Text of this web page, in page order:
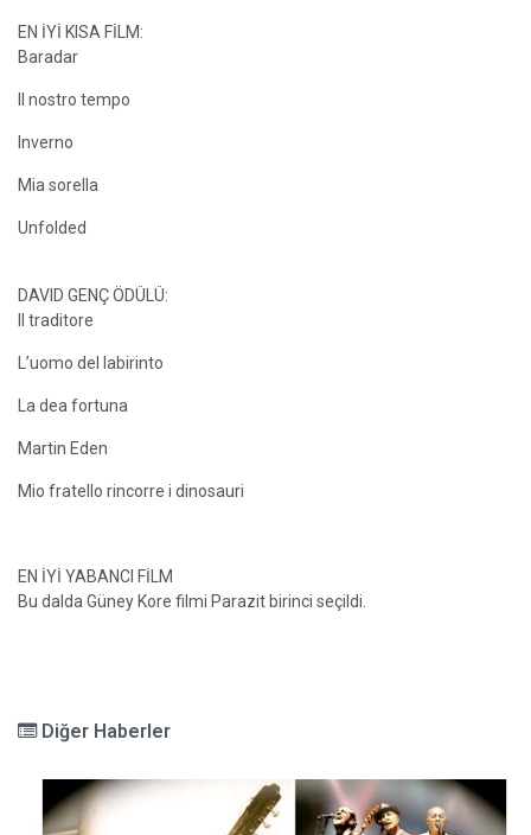
EN İYİ KISA FİLM:
Baradar
Il nostro tempo
Inverno
Mia sorella
Unfolded
DAVID GENÇ ÖDÜLÜ:
Il traditore
L’uomo del labirinto
La dea fortuna
Martin Eden
Mio fratello rincorre i dinosauri
EN İYİ YABANCI FİLM
Bu dalda Güney Kore filmi Parazit birinci seçildi.
Diğer Haberler